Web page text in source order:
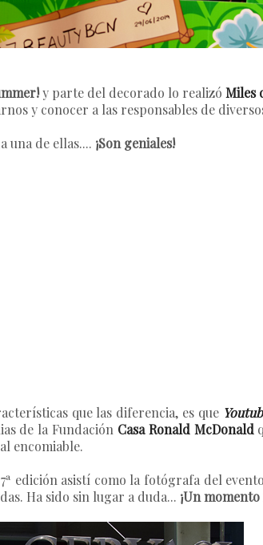
y parte del decorado lo realizó Miles
y conocer a las responsables de
una de ellas.... ¡Son geniales!
que las diferencia, es que
de la Fundación Casa Ronald McDonald
encomiable.
edición asistí como la fotógrafa del
Ha sido sin lugar a duda... ¡Un